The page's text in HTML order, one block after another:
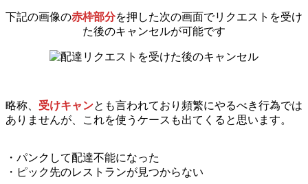
下記の画像の赤枠部分を押した次の画面でリクエストを受け
た後のキャンセルが可能です
略称、 受けキャンとも言われており頻繁にやるべき行為では
ありませんが、これを使うケースも出てくると思います。
・パンクして配達不能になった
・ピック先のレストランが見つからない